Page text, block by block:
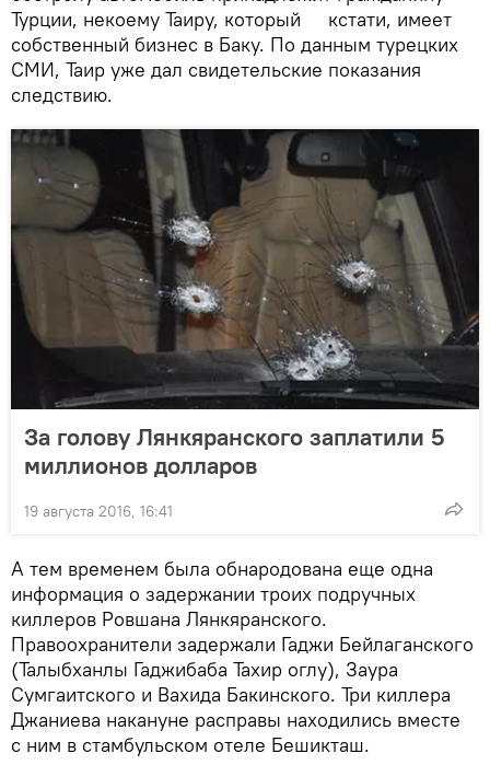
Турции, некоему Таиру, который кстати, имеет
собственный бизнес в Баку. По данным турецких
СМИ, Таир уже дал свидетельские показания
следствию.
За голову Лянкяранского заплатили 5
миллионов долларов
19 августа 2016, 16:41
А тем временем была обнародована еще одна
информация о задержании троих подручных
киллеров Ровшана Лянкяранского.
Правоохранители задержали Гаджи Бейлаганского
(Талыбханлы Гаджибаба Тахир оглу), Заура
Сумгаитского и Вахида Бакинского. Три киллера
Джаниева накануне расправы находились вместе
с ним в стамбульском отеле Бешикташ.